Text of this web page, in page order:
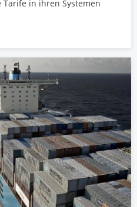
in ihren Systemen